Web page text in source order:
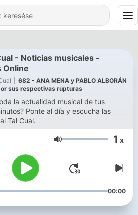
- Noticias musicales -
Online
682 - ANA MENA y PABLO ALBORÁN
sus respectivas rupturas
la actualidad musical de tus
Ponte al día y escucha las
Tal Cual.
Hangerő 1 x
00:00